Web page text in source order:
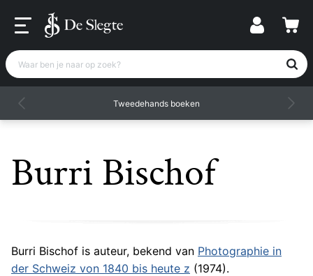
Waar ben je naar op zoek?
Tweedehands boeken
Burri Bischof
Burri Bischof is auteur, bekend van Photographie in
der Schweiz von 1840 bis heute z (1974).